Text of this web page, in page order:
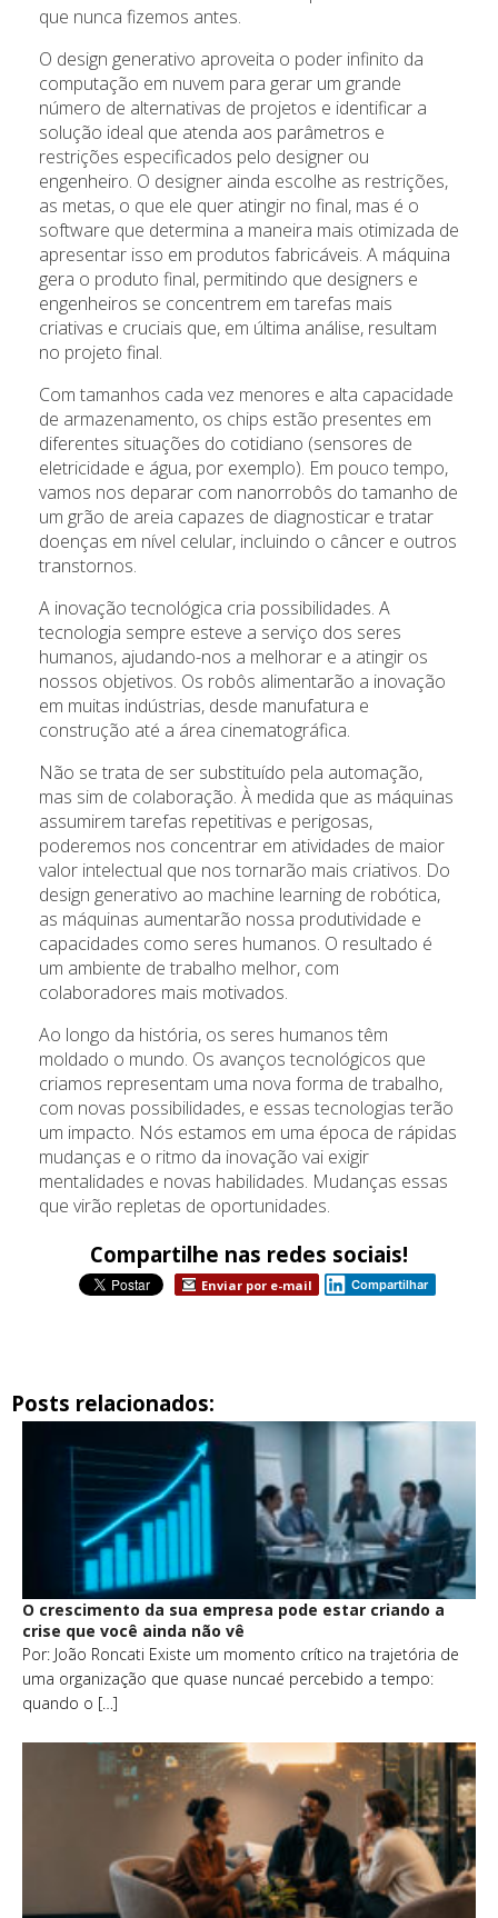
que nunca fizemos antes.
O design generativo aproveita o poder infinito da
computação em nuvem para gerar um grande
número de alternativas de projetos e identificar a
solução ideal que atenda aos parâmetros e
restrições especificados pelo designer ou
engenheiro. O designer ainda escolhe as restrições,
as metas, o que ele quer atingir no final, mas é o
software que determina a maneira mais otimizada de
apresentar isso em produtos fabricáveis. A máquina
gera o produto final, permitindo que designers e
engenheiros se concentrem em tarefas mais
criativas e cruciais que, em última análise, resultam
no projeto final.
Com tamanhos cada vez menores e alta capacidade
de armazenamento, os chips estão presentes em
diferentes situações do cotidiano (sensores de
eletricidade e água, por exemplo). Em pouco tempo,
vamos nos deparar com nanorrobôs do tamanho de
um grão de areia capazes de diagnosticar e tratar
doenças em nível celular, incluindo o câncer e outros
transtornos.
A inovação tecnológica cria possibilidades. A
tecnologia sempre esteve a serviço dos seres
humanos, ajudando-nos a melhorar e a atingir os
nossos objetivos. Os robôs alimentarão a inovação
em muitas indústrias, desde manufatura e
construção até a área cinematográfica.
Não se trata de ser substituído pela automação,
mas sim de colaboração. À medida que as máquinas
assumirem tarefas repetitivas e perigosas,
poderemos nos concentrar em atividades de maior
valor intelectual que nos tornarão mais criativos. Do
design generativo ao machine learning de robótica,
as máquinas aumentarão nossa produtividade e
capacidades como seres humanos. O resultado é
um ambiente de trabalho melhor, com
colaboradores mais motivados.
Ao longo da história, os seres humanos têm
moldado o mundo. Os avanços tecnológicos que
criamos representam uma nova forma de trabalho,
com novas possibilidades, e essas tecnologias terão
um impacto. Nós estamos em uma época de rápidas
mudanças e o ritmo da inovação vai exigir
mentalidades e novas habilidades. Mudanças essas
que virão repletas de oportunidades.
Compartilhe nas redes sociais!
Enviar por e-mail Compartilhar
Posts relacionados:
O crescimento da sua empresa pode estar criando a
crise que você ainda não vê
Por: João Roncati Existe um momento crítico na trajetória de
uma organização que quase nuncaé percebido a tempo:
quando o […]